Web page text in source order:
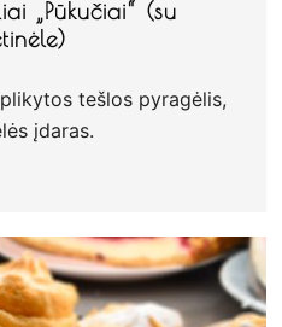
„Pūkučiai“ (su
tešlos pyragėlis,
įdaras.